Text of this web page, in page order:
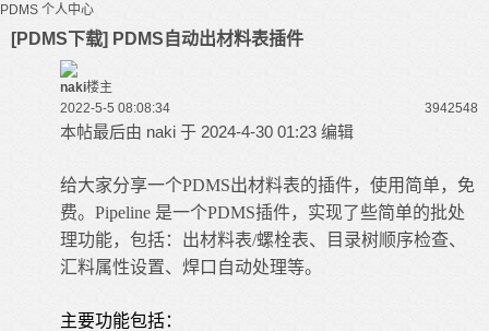
PDMS 个人中心
[PDMS下载] PDMS自动出材料表插件
naki楼主
2022-5-5 08:08:34
3942548
本帖最后由 naki 于 2024-4-30 01:23 编辑
给大家分享一个PDMS出材料表的插件，使用简单，免
费。 Pipeline 是一个PDMS插件，实现了些简单的批处
理功能，包括： 出材料表/螺栓表、目录树顺序检查、
汇料属性设置、焊口自动处理等。
主要功能包括：